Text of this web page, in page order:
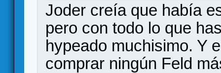
Joder creía que había
pero con todo lo que
hypeado muchisimo. Y
comprar ningún Feld